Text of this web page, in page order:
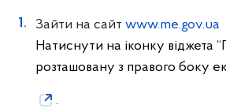
Зайти на сайт www.me.gov.ua
Натиснути на іконку віджета
розташовану з правого боку
.